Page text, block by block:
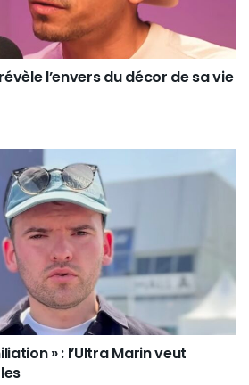
l’envers du décor de sa vie
» : l’Ultra Marin veut